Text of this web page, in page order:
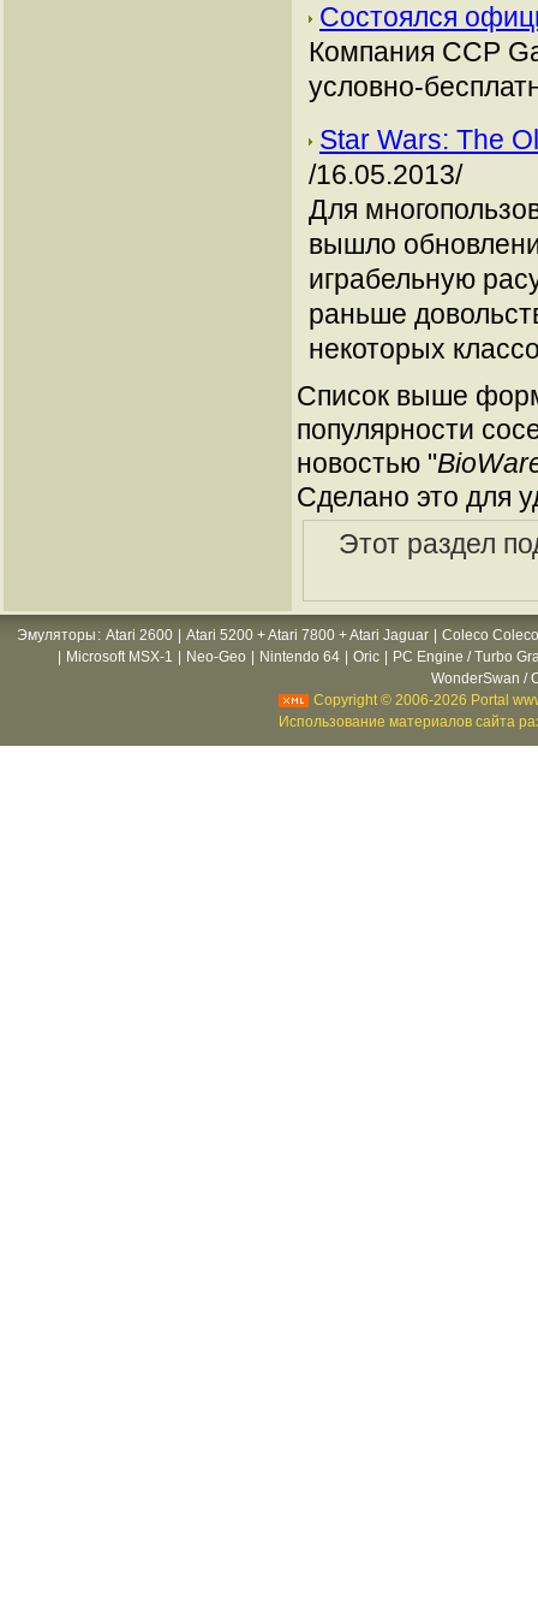
Состоялся
Компания CCP
условно-
Star Wars: The
/16.05.2013/
Для
вышло
играбельную
раньше
некоторых
Список выше
популярности
новостью "
Сделано это для
Этот раздел
Эмуляторы : Atari 2600 Atari 5200 + Atari 7800 + Atari Jaguar
Coleco
Microsoft MSX-1 Neo-Geo Nintendo 64 Oric
PC Engine / Turbo
WonderSwan /
Copyright © 2006-2026 Portal
Использование материалов сайта